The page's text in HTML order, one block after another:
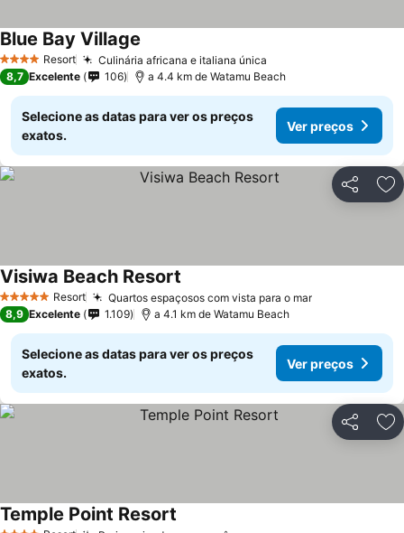
4 EstrelasResort Culinária africana e italiana única
Blue Bay Village
8,7 Excelente 106 a 4.4 km de Watamu Beach
Selecione as datas para ver os preços
exatos.
Ver preços
Partilhar
5 Estrelas Resort Quartos espaçosos com vista para o mar
Visiwa Beach Resort
8,9 Excelente 1.109 a 4.1 km de Watamu Beach
Selecione as datas para ver os preços
exatos.
Ver preços
Partilhar
Temple Point Resort